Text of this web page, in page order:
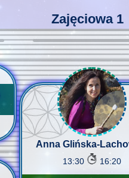
Zajęciowa 1
Anna Glińska-
13:30 16:20